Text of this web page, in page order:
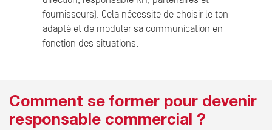
fournisseurs). Cela nécessite de choisir le ton
adapté et de moduler sa communication en
fonction des situations.
Comment se former pour devenir
responsable commercial ?